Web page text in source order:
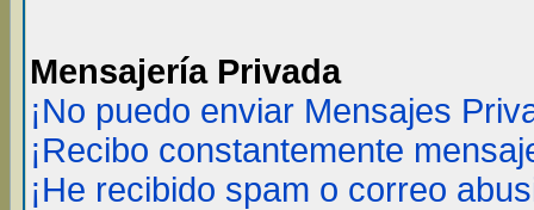
Mensajería Privada
¡No puedo enviar Mensajes
¡Recibo constantemente
¡He recibido spam o correo